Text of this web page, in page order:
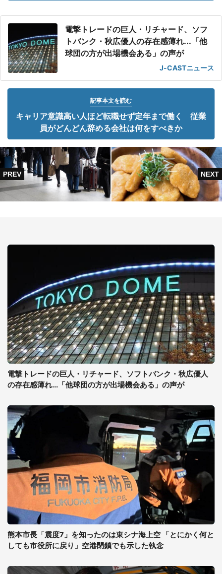
電撃トレードの巨人・リチャード、ソフ
トバンク・秋広優人の存在感薄れ...「他
球団の方が出場機会ある」の声が
J-CASTニュース
記事本文を読む
キャリア意識高い人ほど転職せず定年まで働く 従業
員がどんどん辞める会社は何をすべきか
電撃トレードの巨人・リチャード、ソフトバンク・秋広優人
の存在感薄れ...「他球団の方が出場機会ある」の声が
熊本市長「震度7」を知ったのは東シナ海上空 「とにかく何と
しても市役所に戻り」空港閉鎖でも示した執念